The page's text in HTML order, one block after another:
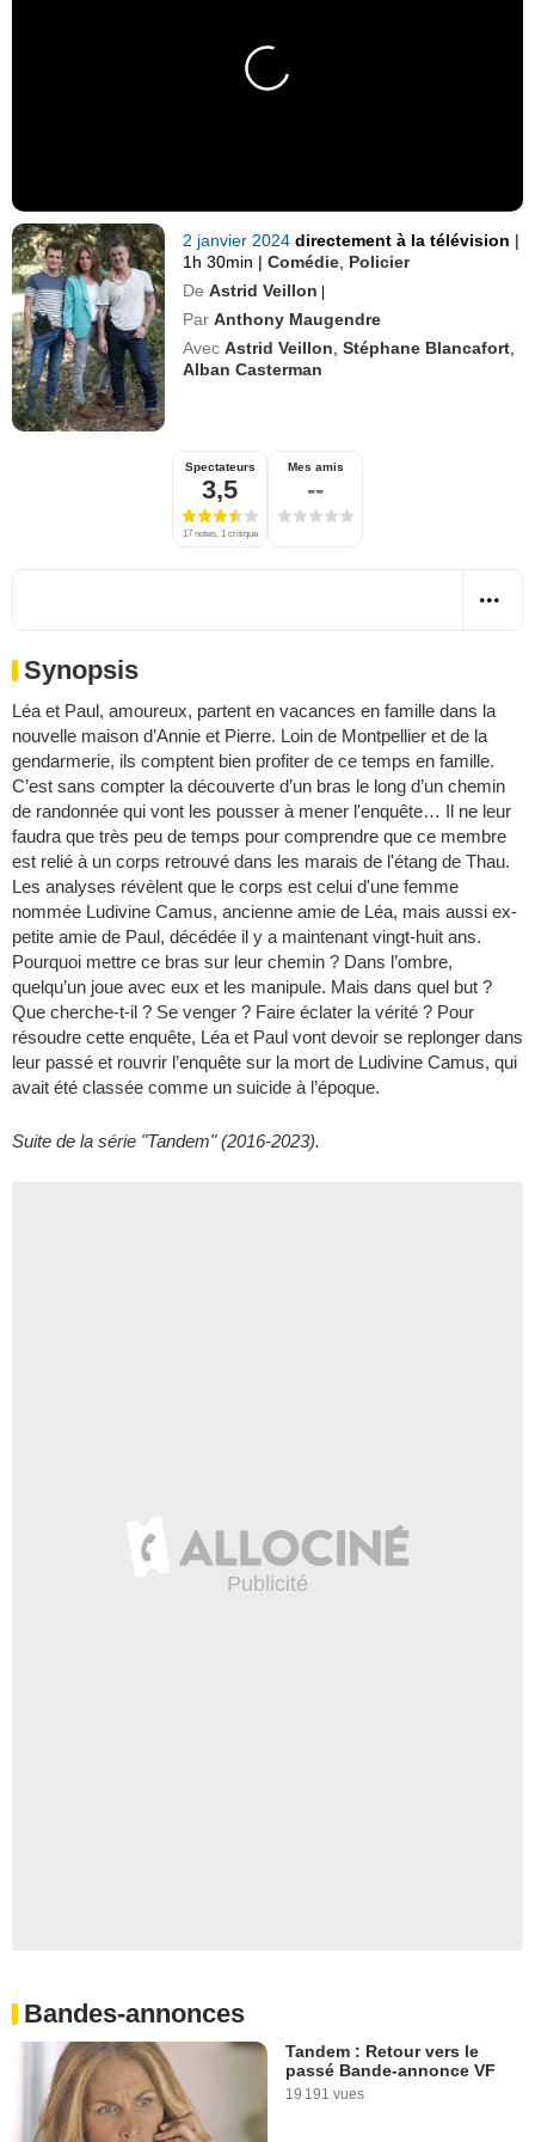
2 janvier 2024directement à la télévision |
1h 30min | Comédie Policier
De Astrid Veillon |
Par Anthony Maugendre
Avec Astrid Veillon ,Stéphane Blancafort
Alban Casterman
Spectateurs
3,5
17 notes, 1 critique
Mes amis
--
Synopsis
Léa et Paul, amoureux, partent en vacances en famille dans la
nouvelle maison d’Annie et Pierre. Loin de Montpellier et de la
gendarmerie, ils comptent bien profiter de ce temps en famille.
C’est sans compter la découverte d’un bras le long d’un chemin
de randonnée qui vont les pousser à mener l'enquête… Il ne leur
faudra que très peu de temps pour comprendre que ce membre
est relié à un corps retrouvé dans les marais de l'étang de Thau.
Les analyses révèlent que le corps est celui d'une femme
nommée Ludivine Camus, ancienne amie de Léa, mais aussi ex-
petite amie de Paul, décédée il y a maintenant vingt-huit ans.
Pourquoi mettre ce bras sur leur chemin ? Dans l’ombre,
quelqu’un joue avec eux et les manipule. Mais dans quel but ?
Que cherche-t-il ? Se venger ? Faire éclater la vérité ? Pour
résoudre cette enquête, Léa et Paul vont devoir se replonger dans
leur passé et rouvrir l’enquête sur la mort de Ludivine Camus, qui
avait été classée comme un suicide à l’époque.
Suite de la série "Tandem" (2016-2023).
Bandes-annonces
Tandem : Retour vers le
passé Bande-annonce VF
19 191 vues